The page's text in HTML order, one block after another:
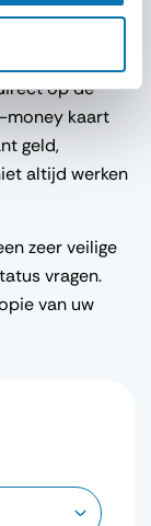
op de
money kaart
geld,
altijd werken
zeer veilige
vragen.
van uw